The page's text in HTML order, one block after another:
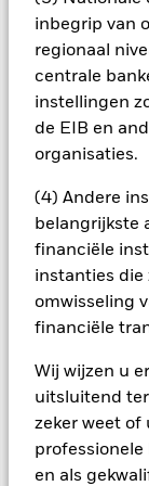
inbegrip van
regionaal
centrale
instellingen
de EIB en
organisaties.
(4) Andere
belangrijkste
financiële
instanties die
omwisseling
financiële
Wij wijzen u
uitsluitend
zeker weet of
en als
waarin het
gediversifieerd
Bedrijven uit de
maken met
Beleggers
onderdeel van
Alle
gebruiken
gebruik van
potentieel
andere
minimaliseren.
het fonds, kunt u
fonds bekijken –
aangegeven
aandelenklasse.